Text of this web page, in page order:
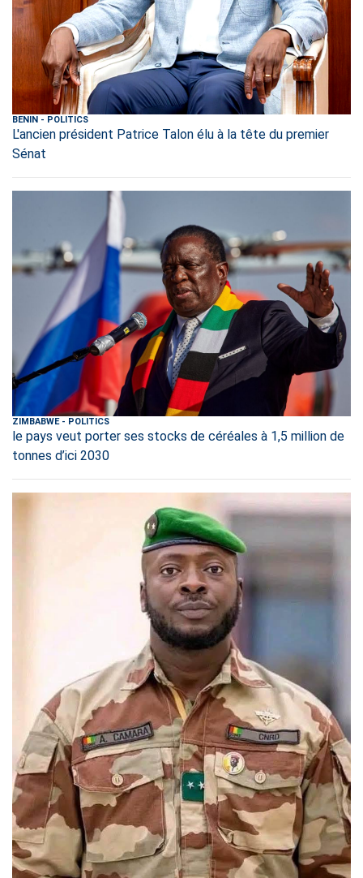
BENIN - POLITICS
L'ancien président Patrice Talon élu à la tête du premier
Sénat
ZIMBABWE- POLITICS
le pays veut porter ses stocks de céréales à 1,5 million de
tonnes d’ici 2030